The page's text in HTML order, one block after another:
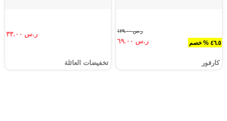
٤٦.٥ % خصم
ر.س ١٢٩.٠٠
ر.س ٦٩.٠٠
كارفور
ر.س ٣٣.٠٠
تخفيضات العائلة